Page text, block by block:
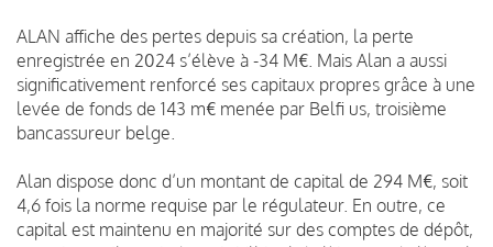
ALAN affiche des pertes depuis sa création, la perte
enregistrée en 2024 s’élève à -34 M€. Mais Alan a aussi
significativement renforcé ses capitaux propres grâce à une
levée de fonds de 143 m€ menée par Belfi us, troisième
bancassureur belge.
Alan dispose donc d’un montant de capital de 294 M€, soit
4,6 fois la norme requise par le régulateur. En outre, ce
capital est maintenu en majorité sur des comptes de dépôt,